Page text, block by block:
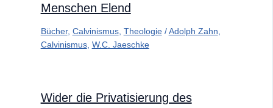
Menschen Elend
Bücher, Calvinismus, Theologie/Adolph Zahn
Calvinismus, W.C. Jaeschke
Wider die Privatisierung des